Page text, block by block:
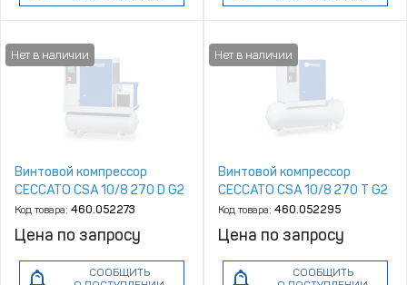
Винтовой компрессор
CECCATO CSA 10/8 270 D G2
Код товара: 460.052273
Цена по запросу
СООБЩИТЬ
Винтовой компрессор
CECCATO CSA 10/8 270 T G2
Код товара: 460.052295
Цена по запросу
СООБЩИТЬ